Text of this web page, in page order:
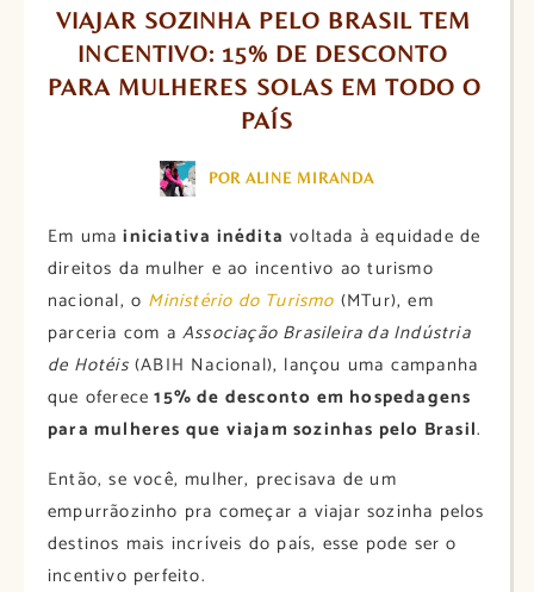
VIAJAR SOZINHA PELO BRASIL TEM
INCENTIVO: 15% DE DESCONTO
PARA MULHERES SOLAS EM TODO O
PAÍS
POR ALINE MIRANDA
Em umainiciativa inédita voltada à equidade de
direitos da mulher e ao incentivo ao turismo
nacional, o Ministério do Turismo (MTur), em
parceria com a Associação Brasileira da Indústria
de Hotéis(ABIH Nacional), lançou uma campanha
que oferece 15% de desconto em hospedagens
para mulheres que viajam sozinhas pelo Brasil.
Então, se você, mulher, precisava de um
empurrãozinho pra começar a viajar sozinha pelos
destinos mais incríveis do país, esse pode ser o
incentivo perfeito.